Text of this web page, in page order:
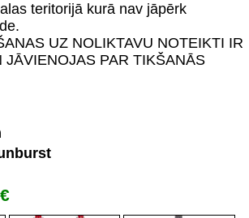
teritorijā kurā nav jāpērk
UZ NOLIKTAVU NOTEIKTI IR
JĀVIENOJAS PAR TIKŠANĀS